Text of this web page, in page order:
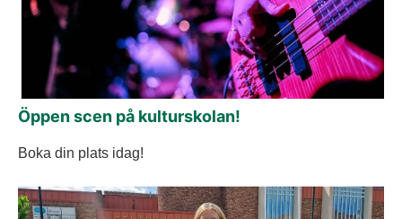
Öppen scen på kulturskolan!
Boka din plats idag!